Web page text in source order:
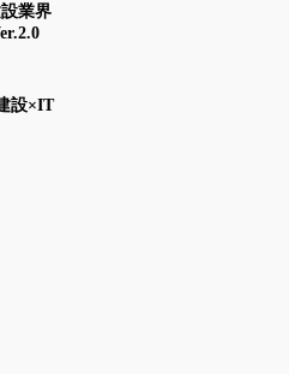
業界
設×IT